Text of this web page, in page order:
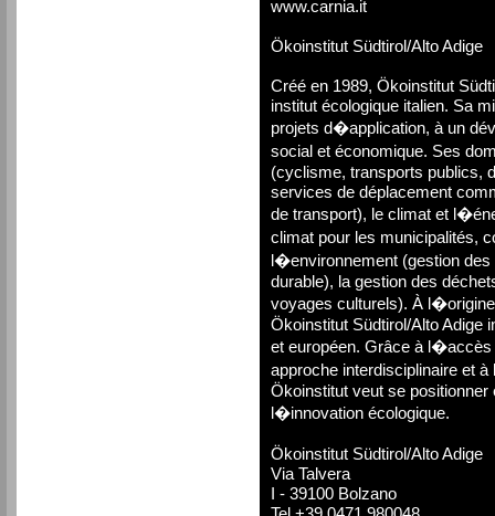
www.carnia.it
Ökoinstitut Südtirol/Alto Adige
Créé en 1989, Ökoinstitut
institut écologique italien. Sa
projets d�application, à un
social et économique. Ses
(cyclisme, transports publics,
services de déplacement
de transport), le climat et
climat pour les municipalités,
l�environnement (gestion
durable), la gestion des
voyages culturels). À
Ökoinstitut Südtirol/Alto Adige
et européen. Grâce à l�accès
approche interdisciplinaire et
Ökoinstitut veut se positionner
l�innovation écologique.
Ökoinstitut Südtirol/Alto Adige
Via Talvera
I - 39100 Bolzano